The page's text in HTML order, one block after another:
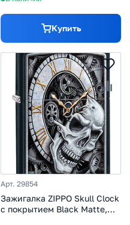
Купить
Арт. 29854
Зажигалка ZIPPO Skull Clock
с покрытием Black Matte,